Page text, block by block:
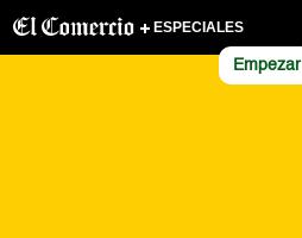
ESPECIALES
Empezar